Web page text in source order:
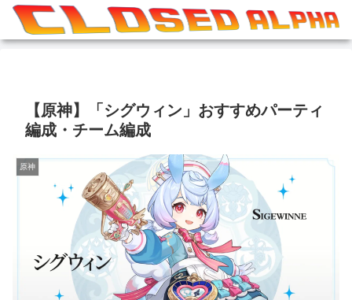
【原神】「シグウィン」おすすめパーティ
編成・チーム編成
原神